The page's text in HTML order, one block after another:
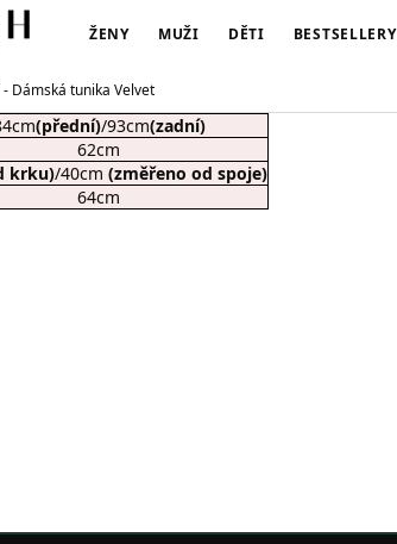
ŽENY MUŽI DĚTI BESTSELLERY
Dámská tunika Velvet
(přední)/93cm(zadní)
62cm
krku)/40cm (změřeno od spoje)
64cm